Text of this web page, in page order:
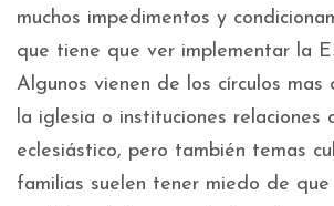
muchos impedimentos y
que tiene que ver implementar la
Algunos vienen de los círculos mas
la iglesia o instituciones relaciones
eclesiástico, pero también temas
familias suelen tener miedo de